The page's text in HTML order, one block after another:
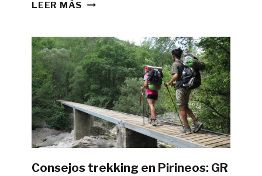
LEER MÁS
LA
GR11
CON
TIENDA
DE
CAMPAÑA?
Consejos trekking en Pirineos: GR